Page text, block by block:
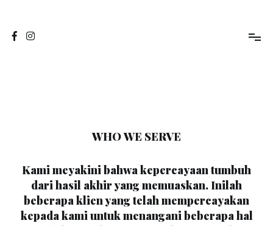
content
WHO WE SERVE
Kami meyakini bahwa kepercayaan tumbuh
dari hasil akhir yang memuaskan. Inilah
beberapa klien yang telah mempercayakan
kepada kami untuk menangani beberapa hal